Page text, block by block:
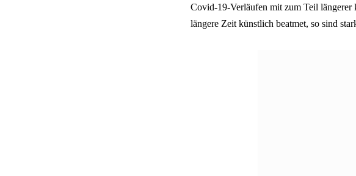
Covid-19-Verläufen mit zum Teil längerer
längere Zeit künstlich beatmet, so sind